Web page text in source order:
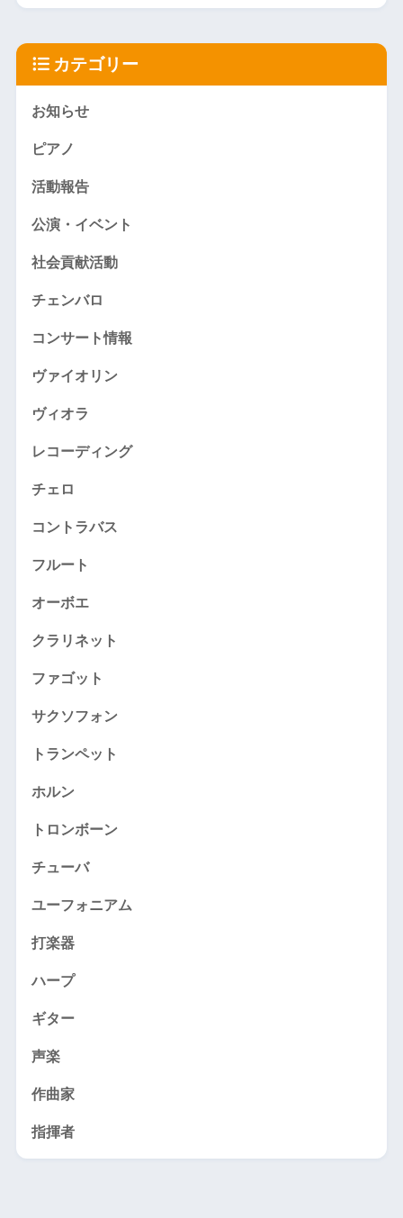
カテゴリー
お知らせ
ピアノ
活動報告
公演・イベント
社会貢献活動
チェンバロ
コンサート情報
ヴァイオリン
ヴィオラ
レコーディング
チェロ
コントラバス
フルート
オーボエ
クラリネット
ファゴット
サクソフォン
トランペット
ホルン
トロンボーン
チューバ
ユーフォニアム
打楽器
ハープ
ギター
声楽
作曲家
指揮者